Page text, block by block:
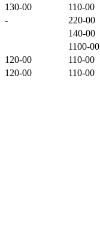
130-00
110-00
-
220-00
140-00
1100-00
120-00
110-00
120-00
110-00